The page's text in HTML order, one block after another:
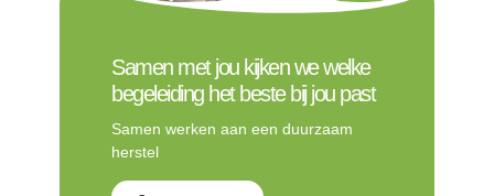
Samen met jou kijken we welke
begeleiding het beste bij jou past
Samen werken aan een duurzaam
herstel